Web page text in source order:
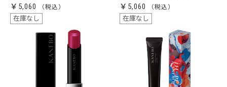
￥5,060
在庫なし
￥5,060
在庫なし